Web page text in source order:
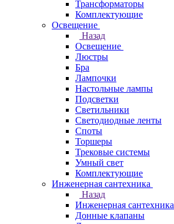
Трансформаторы
Комплектующие
Освещение
Назад
Освещение
Люстры
Бра
Лампочки
Настольные лампы
Подсветки
Светильники
Светодиодные ленты
Споты
Торшеры
Трековые системы
Умный свет
Комплектующие
Инженерная сантехника
Назад
Инженерная сантехника
Донные клапаны